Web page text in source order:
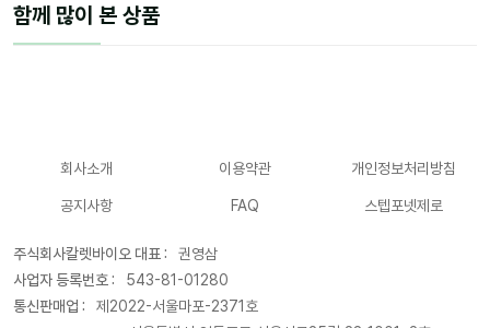
함께 많이 본 상품
회사소개 이용약관 개인정보처리방침
공지사항 FAQ 스텝포넷제로
주식회사칼렛바이오 대표 :
권영삼
사업자 등록번호 :
543-81-01280
통신판매업 :
제2022-서울마포-2371호